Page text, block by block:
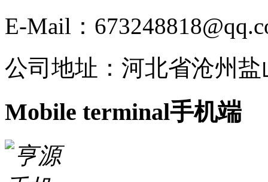
E-Mail：
公司地址：河北省沧州
Mobile terminal手机端